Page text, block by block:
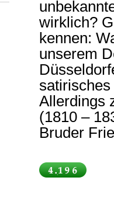
wirklich?
kennen:
unserem
satirisches
Allerdings
(1810 –
Bruder